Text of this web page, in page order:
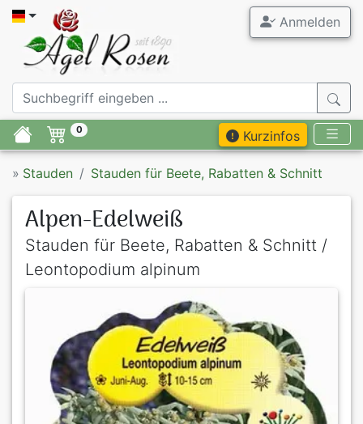
Anmelden
0 Kurzinfos
» Stauden Stauden für Beete, Rabatten & Schnitt
Alpen-Edelweiß
Stauden für Beete, Rabatten & Schnitt /
Leontopodium alpinum